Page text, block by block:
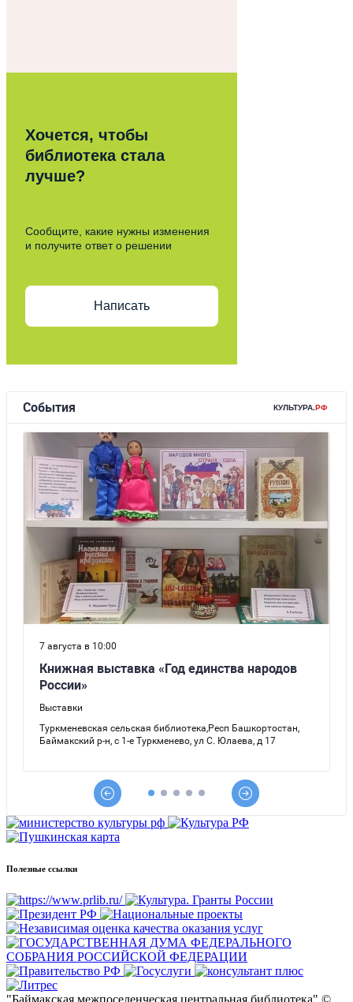
Хочется, чтобы
библиотека стала
лучше?
Сообщите, какие нужны изменения
и получите ответ о решении
Написать
Полезные ссылки
"Баймакская межпоселенческая центральная библиотека" ©